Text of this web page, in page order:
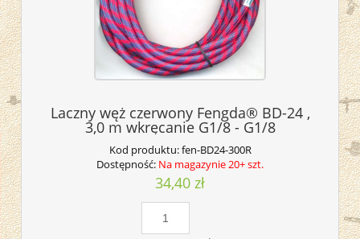
Laczny węż czerwony Fengda® BD-24 ,
3,0 m wkręcanie G1/8 - G1/8
Kod produktu:fen-BD24-300R
Dostępność: Na magazynie 20+ szt.
34,40 zł